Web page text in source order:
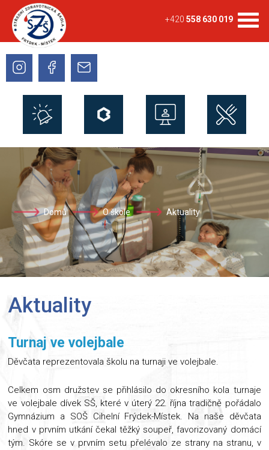
+420 558 630 019
Domů O škole Aktuality
Aktuality
Turnaj ve volejbale
Děvčata reprezentovala školu na turnaji ve volejbale.
Celkem osm družstev se přihlásilo do okresního kola turnaje
ve volejbale dívek SŠ, které v úterý 22. října tradičně pořádalo
Gymnázium a SOŠ Cihelní Frýdek-Místek. Na naše děvčata
hned v prvním utkání čekal těžký soupeř, favorizovaný domácí
tým. Skóre se v prvním setu přelévalo ze strany na stranu, v